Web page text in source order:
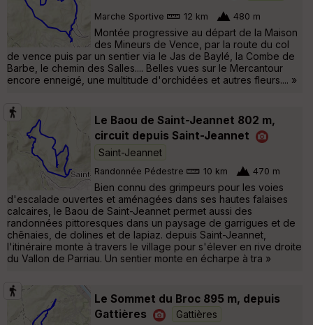
Marche Sportive 12 km 480 m
Montée progressive au départ de la Maison
des Mineurs de Vence, par la route du col
de vence puis par un sentier via le Jas de Baylé, la Combe de
Barbe, le chemin des Salles.... Belles vues sur le Mercantour
encore enneigé, une multitude d'orchidées et autres fleurs.... »
Le Baou de Saint-Jeannet 802 m,
circuit depuis Saint-Jeannet
Saint-Jeannet
Randonnée Pédestre 10 km 470 m
Bien connu des grimpeurs pour les voies
d'escalade ouvertes et aménagées dans ses hautes falaises
calcaires, le Baou de Saint-Jeannet permet aussi des
randonnées pittoresques dans un paysage de garrigues et de
chênaies, de dolines et de lapiaz. depuis Saint-Jeannet,
l'itinéraire monte à travers le village pour s'élever en rive droite
du Vallon de Parriau. Un sentier monte en écharpe à tra »
Le Sommet du Broc 895 m, depuis
Gattières
Gattières